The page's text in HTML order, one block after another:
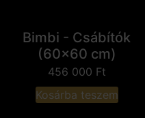
Bimbi - Csábítók
(60x60 cm)
456 000 Ft
Kosárba teszem